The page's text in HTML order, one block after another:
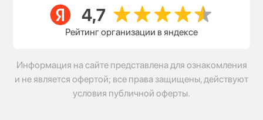
Рейтинг организации в яндексе
Информация на сайте представлена для ознакомления
и не является офертой; все права защищены, действуют
условия публичной оферты.